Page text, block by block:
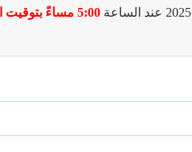
5:00 مساءً بتوقيت المكسيك